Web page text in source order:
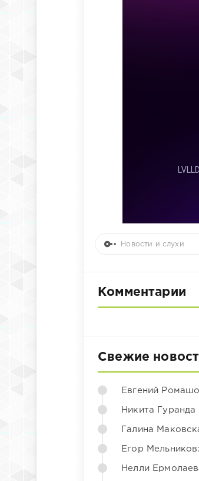
Новости и слухи
Комментарии
Свежие
Евгений
Никита
Галина
Егор
Нелли